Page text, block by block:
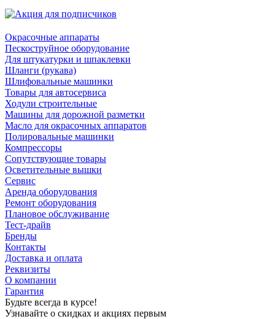
Окрасочные аппараты
Пескоструйное оборудование
Для штукатурки и шпаклевки
Шланги (рукава)
Шлифовальные машинки
Товары для автосервиса
Ходули строительные
Машины для дорожной разметки
Масло для окрасочных аппаратов
Полировальные машинки
Компрессоры
Сопутствующие товары
Осветительные вышки
Сервис
Аренда оборудования
Ремонт оборудования
Плановое обслуживание
Тест-драйв
Бренды
Контакты
Доставка и оплата
Реквизиты
О компании
Гарантия
Будьте всегда в курсе!
Узнавайте о скидках и акциях первым